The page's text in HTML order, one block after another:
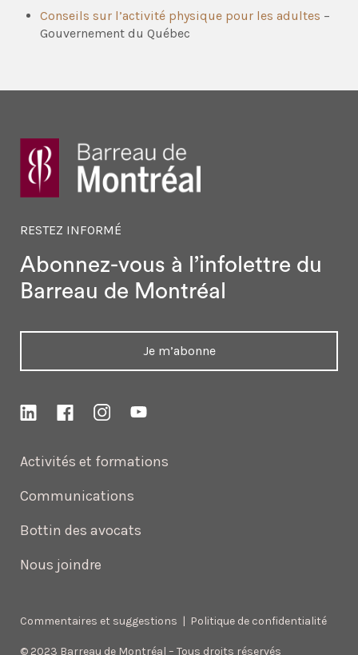
Conseils sur l’activité physique pour les adultes –
Gouvernement du Québec
Activités et formations
Communications
Bottin des avocats
Nous joindre
RESTEZ INFORMÉ
Abonnez-vous à l’infolettre du
Barreau de Montréal
Je m’abonne
Commentaires et suggestions | Politique de confidentialité
© 2023 Barreau de Montréal – Tous droits réservés